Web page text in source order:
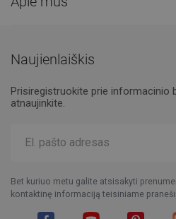
Naujienlaiškis
Prisiregistruokite prie informacinio
atnaujinkite.
Bet kuriuo metu galite atsisakyti
kontaktinę informaciją teisiniame